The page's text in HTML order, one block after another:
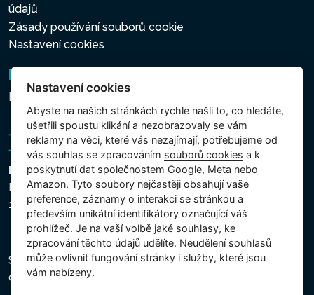
údajů
Zásady používání souborů cookie
Nastavení cookies
Newsletter
Přihlášení k odběru novinek
Intex Trading, s.r.o.
Hradecká 2526/3
130 00 Praha 3 - Česká republika
Společnost je zapsána u Městského soudu v Praze,
oddíl C, vložka 74759, IČ 26150808, DIČ CZ26150808.
Nastavení cookies
Abyste na našich stránkách rychle našli to, co hledáte,
ušetřili spoustu klikání a nezobrazovaly se vám
reklamy na věci, které vás nezajímají, potřebujeme od
vás souhlas se zpracováním souborů cookies a k
poskytnutí dat společnostem Google, Meta nebo
Amazon. Tyto soubory nejčastěji obsahují vaše
preference, záznamy o interakci se stránkou a
především unikátní identifikátory označující váš
prohlížeč. Je na vaší volbě jaké souhlasy, ke
zpracování těchto údajů udělíte. Neudělení souhlasů
může ovlivnit fungování stránky i služby, které jsou
vám nabízeny.